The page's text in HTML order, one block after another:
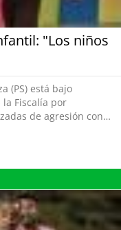
"Los niños
(PS) está bajo
Fiscalía por
de agresión con